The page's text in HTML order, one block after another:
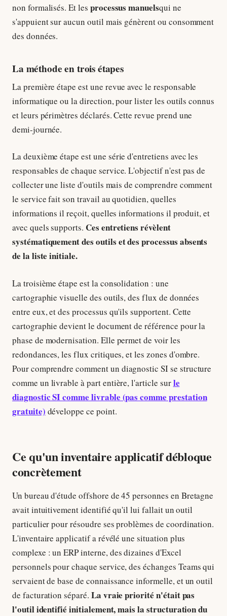
non formalisés. Et les processus manuelsqui ne
s'appuient sur aucun outil mais génèrent ou consomment
des données.
La méthode en trois étapes
La première étape est une revue avec le responsable
informatique ou la direction, pour lister les outils connus
et leurs périmètres déclarés. Cette revue prend une
demi-journée.
La deuxième étape est une série d'entretiens avec les
responsables de chaque service. L'objectif n'est pas de
collecter une liste d'outils mais de comprendre comment
le service fait son travail au quotidien, quelles
informations il reçoit, quelles informations il produit, et
avec quels supports. Ces entretiens révèlent
systématiquement des outils et des processus absents
de la liste initiale.
La troisième étape est la consolidation : une
cartographie visuelle des outils, des flux de données
entre eux, et des processus qu'ils supportent. Cette
cartographie devient le document de référence pour la
phase de modernisation. Elle permet de voir les
redondances, les flux critiques, et les zones d'ombre.
Pour comprendre comment un diagnostic SI se structure
comme un livrable à part entière, l'article surle
diagnostic SI comme livrable (pas comme prestation
gratuite) développe ce point.
Ce qu'un inventaire applicatif débloque
concrètement
Un bureau d'étude offshore de 45 personnes en Bretagne
avait intuitivement identifié qu'il lui fallait un outil
particulier pour résoudre ses problèmes de coordination.
L'inventaire applicatif a révélé une situation plus
complexe : un ERP interne, des dizaines d'Excel
personnels pour chaque service, des échanges Teams qui
servaient de base de connaissance informelle, et un outil
de facturation séparé. La vraie priorité n'était pas
l'outil identifié initialement, mais la structuration du